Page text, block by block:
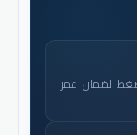
لضمان عمر